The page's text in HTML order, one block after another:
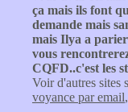
ça mais ils font
demande mais
mais Ilya a
vous
CQFD..c'est les
Voir d'autres sites
voyance par email,